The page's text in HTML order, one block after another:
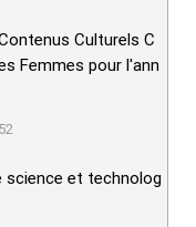
Culturels C
Femmes pour l'ann
science et technolog